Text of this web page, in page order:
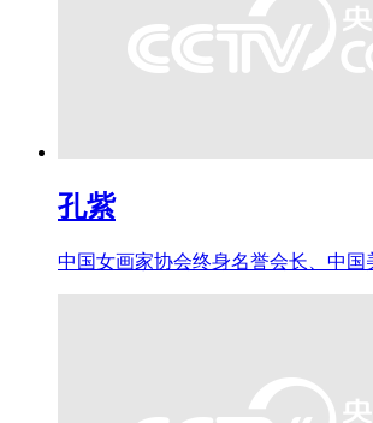
孔紫
中国女画家协会终身名誉会长、中国